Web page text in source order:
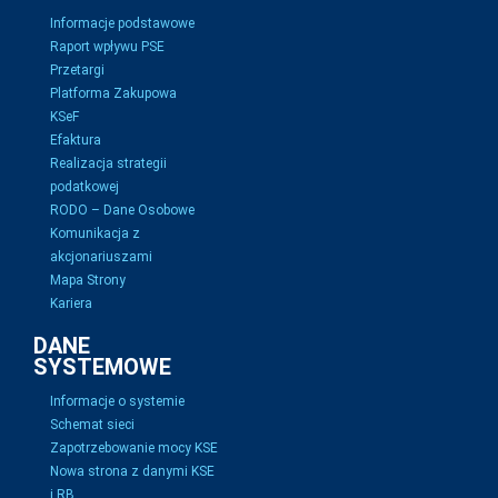
Informacje podstawowe
Raport wpływu PSE
Przetargi
Platforma Zakupowa
KSeF
Efaktura
Realizacja strategii
podatkowej
RODO – Dane Osobowe
Komunikacja z
akcjonariuszami
Mapa Strony
Kariera
DANE
SYSTEMOWE
Informacje o systemie
Schemat sieci
Zapotrzebowanie mocy KSE
Nowa strona z danymi KSE
i RB